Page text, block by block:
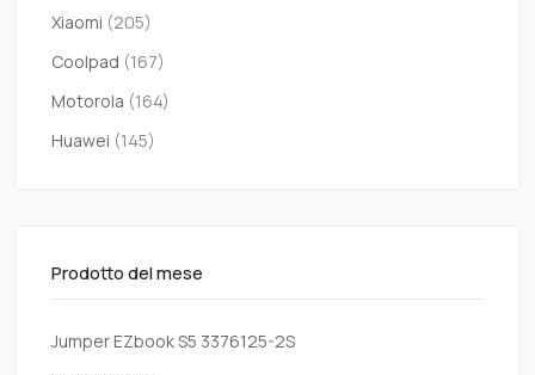
Xiaomi (205)
Coolpad (167)
Motorola (164)
Huawei (145)
Prodotto del mese
Jumper EZbook S5 3376125-2S